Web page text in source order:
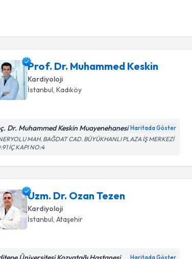
Prof. Dr. Muhammed Keskin
Kardiyoloji
İstanbul, Kadıköy
Dr. Muhammed Keskin Muayenehanesi Haritada Göster
MAH. BAĞDAT CAD. BÜYÜKHANLI PLAZA İŞ MERKEZİ
İÇ KAPI NO:4
Uzm. Dr. Ozan Tezen
Kardiyoloji
İstanbul, Ataşehir
Haritada Göster